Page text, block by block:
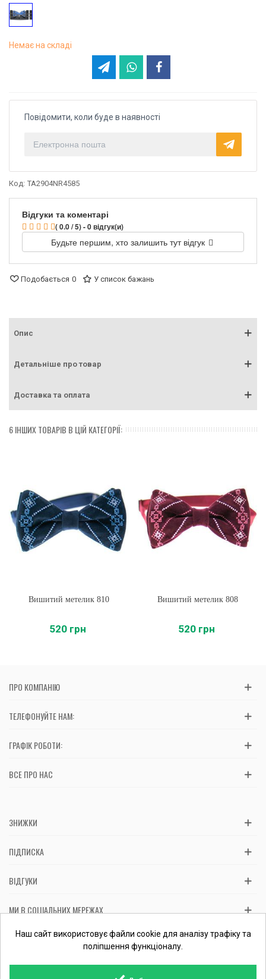
Блакитний
Немає на складі
Повідомити, коли буде в наявності
Код: TA2904NR4585
Відгуки та коментарі
( 0.0 / 5) - 0 відгук(и)
Будьте першим, хто залишить тут відгук
Подобається 0 У список бажань
Опис
Детальніше про товар
Доставка та оплата
6 ІНШИХ ТОВАРІВ В ЦІЙ КАТЕГОРІЇ:
Вишитий метелик 810
520 грн
Вишитий метелик 808
520 грн
ПРО КОМПАНІЮ
ТЕЛЕФОНУЙТЕ НАМ:
ГРАФІК РОБОТИ:
ВСЕ ПРО НАС
ЗНИЖКИ
ПІДПИСКА
ВІДГУКИ
МИ В СОЦІАЛЬНИХ МЕРЕЖАХ
Вас обслуговує: ФОП Косташ С.І., номер запису в ЄДР 2 673 000
0000 057597 від 06.01.2017.Перевірити ФОП
Наш сайт використовує файли cookie для аналізу трафіку та
поліпшення функціоналу.